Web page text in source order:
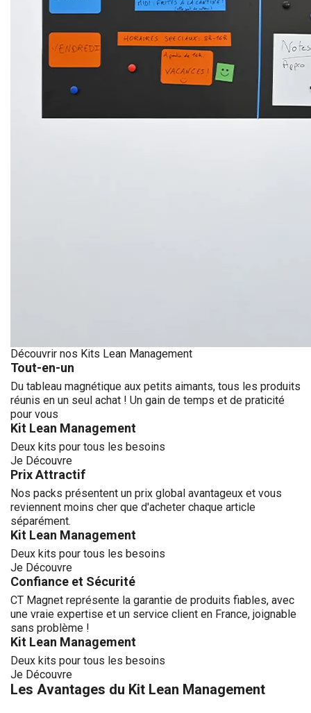
Découvrir nos Kits Lean Management
Tout-en-un
Du tableau magnétique aux petits aimants, tous les produits
réunis en un seul achat ! Un gain de temps et de praticité
pour vous
Kit Lean Management
Deux kits pour tous les besoins
Je Découvre
Prix Attractif
Nos packs présentent un prix global avantageux et vous
reviennent moins cher que d'acheter chaque article
séparément.
Kit Lean Management
Deux kits pour tous les besoins
Je Découvre
Confiance et Sécurité
CT Magnet représente la garantie de produits fiables, avec
une vraie expertise et un service client en France, joignable
sans problème !
Kit Lean Management
Deux kits pour tous les besoins
Je Découvre
Les Avantages du Kit Lean Management